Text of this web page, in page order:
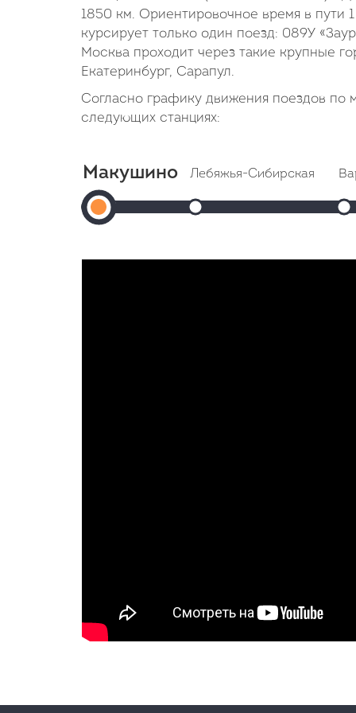
1850 км. Ориентировочное время в
курсирует только один поезд: 089У
Москва проходит через такие крупные
Екатеринбург, Сарапул.
Согласно графику движения поездов
следующих станциях:
Макушино
Макушино
Отправление:
18:53
Лебяжья-Сибирская
В пути: 33 минуты
В